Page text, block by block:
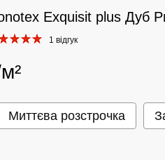
Exquisit plus Дуб
1 відгук
Миттєва розстрочка